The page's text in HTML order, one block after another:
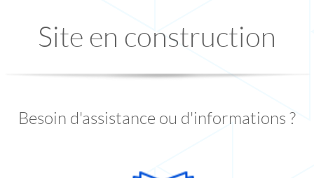
Site en construction
Besoin d'assistance ou d'informations ?